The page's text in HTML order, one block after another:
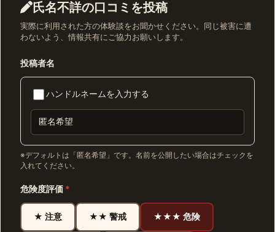
氏名不詳の口コミを投稿
実際に利用された方の体験談をお聞かせください。同じ被害に遭
わないよう、情報共有にご協力お願いします。
投稿者名
ハンドルネームを入力する
※デフォルトは「匿名希望」です。名前を公開したい場合はチェックを
入れてください。
危険度評価 *
★ 注意 ★★ 警戒 ★★★ 危険